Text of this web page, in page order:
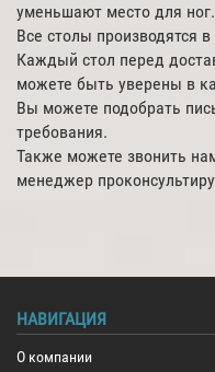
уменьшают место для ног.
Все столы
Каждый стол перед
можете быть уверены в
Вы можете подобрать
требования.
Также можете звонить
менеджер
НАВИГАЦИЯ
О компании